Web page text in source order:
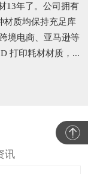
13年了。公司拥有
材质均保持充足库
境电商、亚马逊等
打印耗材材质，...